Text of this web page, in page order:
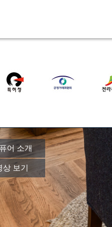
어 소개
상 보기